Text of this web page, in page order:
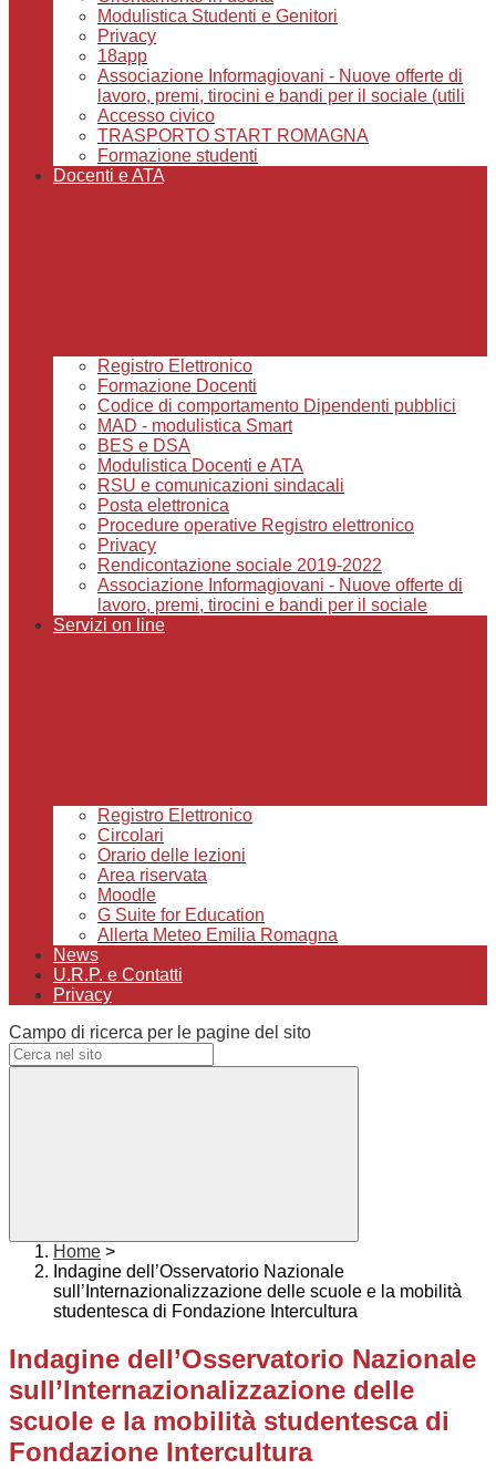
Modulistica Studenti e Genitori
Privacy
18app
Associazione Informagiovani - Nuove offerte di
lavoro, premi, tirocini e bandi per il sociale (utili
Accesso civico
TRASPORTO START ROMAGNA
Formazione studenti
Docenti e ATA
Registro Elettronico
Formazione Docenti
Codice di comportamento Dipendenti pubblici
MAD - modulistica Smart
BES e DSA
Modulistica Docenti e ATA
RSU e comunicazioni sindacali
Posta elettronica
Procedure operative Registro elettronico
Privacy
Rendicontazione sociale 2019-2022
Associazione Informagiovani - Nuove offerte di
lavoro, premi, tirocini e bandi per il sociale
Servizi on line
Registro Elettronico
Circolari
Orario delle lezioni
Area riservata
Moodle
G Suite for Education
Allerta Meteo Emilia Romagna
News
U.R.P. e Contatti
Privacy
Campo di ricerca per le pagine del sito
Home >
Indagine dell’Osservatorio Nazionale
sull’Internazionalizzazione delle scuole e la mobilità
studentesca di Fondazione Intercultura
Indagine dell’Osservatorio Nazionale
sull’Internazionalizzazione delle
scuole e la mobilità studentesca di
Fondazione Intercultura